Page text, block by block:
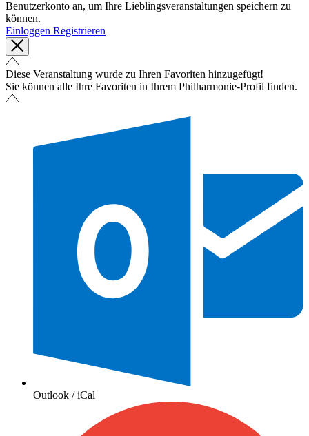
Benutzerkonto an, um Ihre Lieblingsveranstaltungen speichern zu
können.
Einloggen Registrieren
Diese Veranstaltung wurde zu Ihren Favoriten hinzugefügt!
Sie können alle Ihre Favoriten in Ihrem Philharmonie-Profil finden.
Outlook / iCal